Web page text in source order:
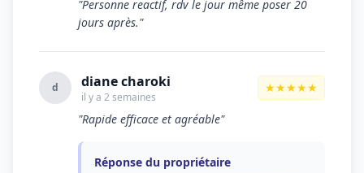
"Personne reactif, rdv le jour même poser 20
jours après."
d diane charoki
il y a 2 semaines
★★★★★
"Rapide efficace et agréable"
Réponse du propriétaire